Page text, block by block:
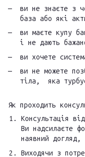
ви не знаєте з
база або які
ви маєте купу
і не дають
ви хочете
ви не можете
тіла, яка
Як проходить
Консультація
Ви надсилаєте
наявний догляд,
Виходячи з